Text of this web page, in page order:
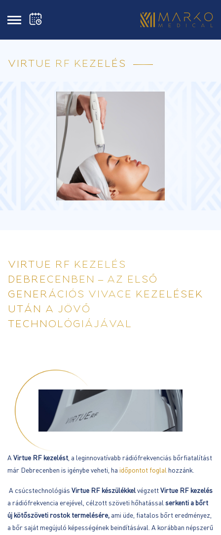
VIRTUE RF KEZELÉS
VIRTUE RF KEZELÉS
DEBRECENBEN – AZ ELSŐ
GENERÁCIÓS VIVACE KEZELÉSEK
UTÁN A JÖVŐ
TECHNOLÓGIÁJÁVAL
A Virtue RF kezelést , a leginnovatívabb rádiófrekvenciás bőrfiatalítást
már Debrecenben is igénybe veheti, ha időpontot foglal hozzánk.
A csúcstechnológiás Virtue RF készülékkelvégzettVirtue RF kezelés
a rádiófrekvencia erejével, célzott szöveti hőhatással serkenti a bőrt
új kötőszöveti rostok termelésére, ami üde, fiatalos bőrt eredményez,
a bőr saját megújuló képességének beindításával. A korábban népszerű